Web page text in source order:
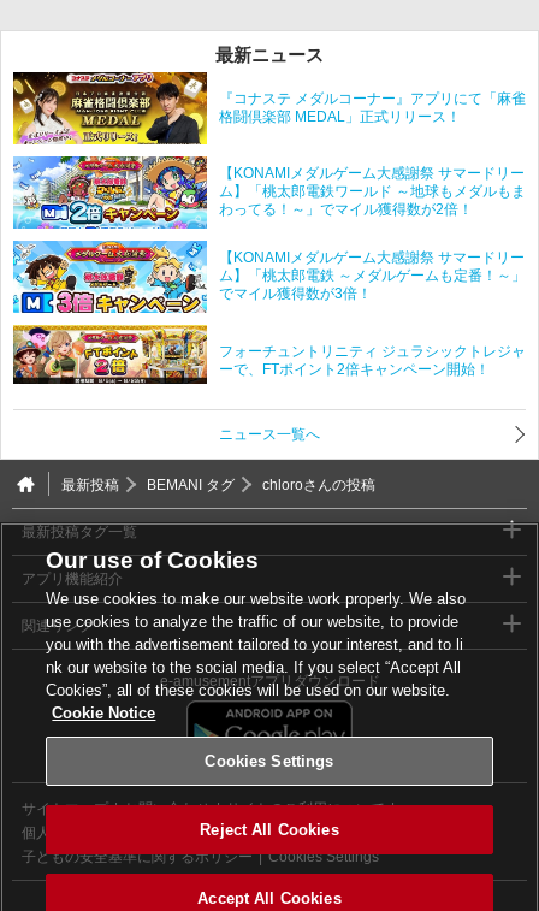
最新ニュース
『コナステ メダルコーナー』アプリにて「麻雀
格闘倶楽部 MEDAL」正式リリース！
【KONAMIメダルゲーム大感謝祭 サマードリー
ム】「桃太郎電鉄ワールド ～地球もメダルもま
わってる！～」でマイル獲得数が2倍！
【KONAMIメダルゲーム大感謝祭 サマードリー
ム】「桃太郎電鉄 ～メダルゲームも定番！～」
でマイル獲得数が3倍！
フォーチュントリニティ ジュラシックトレジャ
ーで、FTポイント2倍キャンペーン開始！
ニュース一覧へ
最新投稿 BEMANI タグ chloroさんの投稿
最新投稿タグ一覧
アプリ機能紹介
関連リンク
e-amusementアプリダウンロード
サイトマップ お問い合わせ
サイトのご利用について
個人情報等保護方針
外部送信について
子どもの安全基準に関するポリシー
Cookies Settings
©2026 Konami Digital Entertainment
Our use of Cookies
We use cookies to make our website work properly. We also
use cookies to analyze the traffic of our website, to provide
you with the advertisement tailored to your interest, and to li
nk our website to the social media. If you select “Accept All
Cookies”, all of these cookies will be used on our website.
Cookie Notice
Cookies Settings
Reject All Cookies
Accept All Cookies